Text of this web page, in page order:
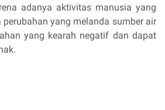
adanya aktivitas manusia yang
yang melanda sumber air
yang kearah negatif dan dapat